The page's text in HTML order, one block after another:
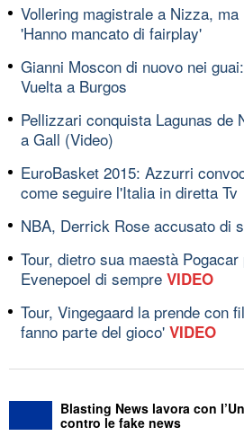
Vollering magistrale a Nizza,
'Hanno mancato di fairplay'
Gianni Moscon di nuovo nei
Vuelta a Burgos
Pellizzari conquista Lagunas de
a Gall (Video)
EuroBasket 2015: Azzurri
come seguire l'Italia in diretta Tv
NBA, Derrick Rose accusato di
Tour, dietro sua maestà
Evenepoel di sempre VIDEO
Tour, Vingegaard la prende con
fanno parte del gioco' VIDEO
Blasting News lavora con
contro le fake news